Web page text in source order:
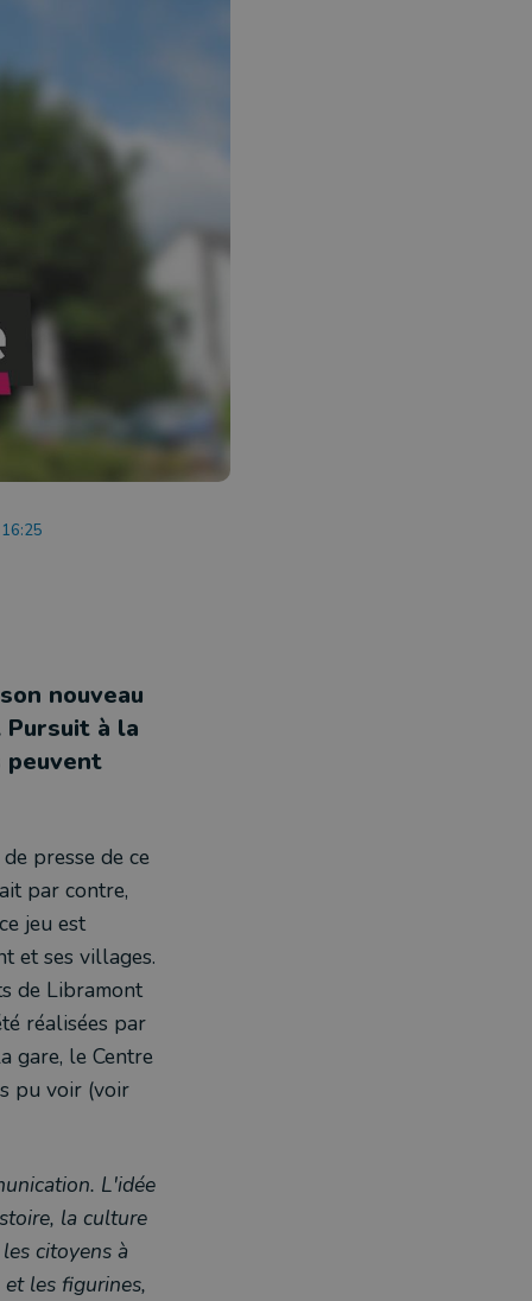
nouveau
à la
peuvent
presse de ce
par contre,
jeu est
et ses villages.
de Libramont
réalisées par
gare, le Centre
pu voir (voir
L'idée
la culture
citoyens à
les figurines,